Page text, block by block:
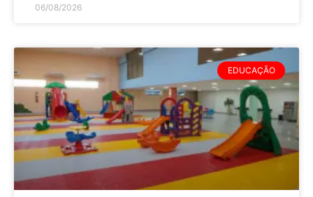
06/08/2026
EDUCAÇÃO